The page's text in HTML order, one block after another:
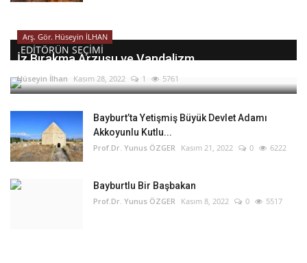
EDITÖRÜN SEÇIMI
Arş. Gör. Hüseyin İLHAN
İz Bırakma Arzusu ve Vandalizm
Hüseyin İlhan Kasım 28, 2022 1 5761
Bayburt’ta Yetişmiş Büyük Devlet Adamı
Akkoyunlu Kutlu...
Prof.Dr. Yunus ÖZGER Kasım 21, 2022 0 6222
Bayburtlu Bir Başbakan
Prof.Dr. Yunus ÖZGER Kasım 8, 2022 0 5517